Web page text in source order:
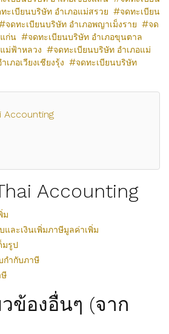
ะเบียนบริษัท อำเภอแม่สรวย
จดทะเบียน
จดทะเบียนบริษัท อำเภอพญาเม็งราย
จด
ก่น
จดทะเบียนบริษัท อำเภอขุนตาล
ม่ฟ้าหลวง
จดทะเบียนบริษัท อำเภอแม่
ภอเวียงเชียงรุ้ง
จดทะเบียนบริษัท
Accounting
Accounting
ม
ละเงินเพิ่มภาษีมูลค่าเพิ่ม
มรูป
กำกับภาษี
ข้องอื่นๆ (จาก